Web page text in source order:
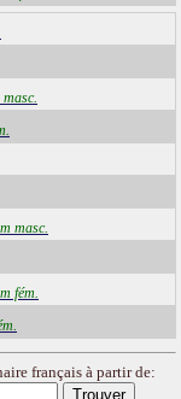
masc.
fém.
français à partir de: